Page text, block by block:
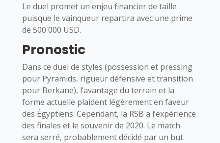
Le duel promet un enjeu financier de taille
puisque le vainqueur repartira avec une prime
de 500 000 USD.
Pronostic
Dans ce duel de styles (possession et pressing
pour Pyramids, rigueur défensive et transition
pour Berkane), l’avantage du terrain et la
forme actuelle plaident légèrement en faveur
des Égyptiens. Cependant, la RSB a l’expérience
des finales et le souvenir de 2020. Le match
sera serré, probablement décidé par un but.